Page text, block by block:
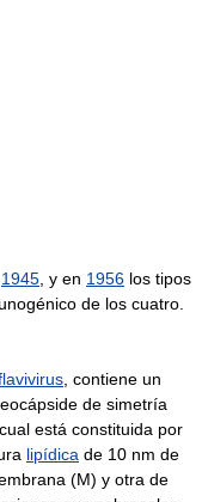
1945 , y en 1956 los tipos
de los cuatro.
, contiene un
de simetría
cual está constituida por
lipídica de 10 nm de
(M) y otra de